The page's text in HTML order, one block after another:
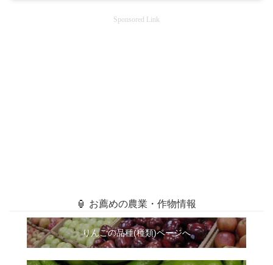
Sponsored Link
🏮 お薦めの農業・作物情報
りんごの品種(種類)ページへ